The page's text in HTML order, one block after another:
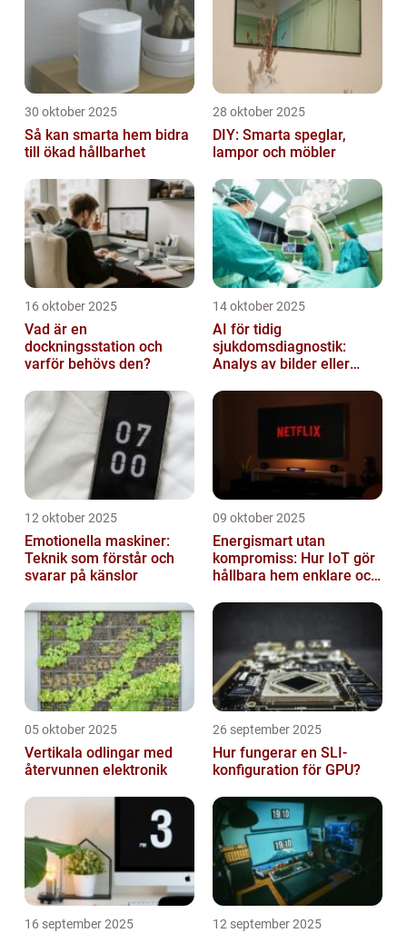
30 oktober 2025
Så kan smarta hem bidra
till ökad hållbarhet
28 oktober 2025
DIY: Smarta speglar,
lampor och möbler
16 oktober 2025
Vad är en
dockningsstation och
varför behövs den?
14 oktober 2025
AI för tidig
sjukdomsdiagnostik:
Analys av bilder eller
12 oktober 2025
Emotionella maskiner:
Teknik som förstår och
svarar på känslor
09 oktober 2025
Energismart utan
kompromiss: Hur IoT gör
hållbara hem enklare och
05 oktober 2025
Vertikala odlingar med
återvunnen elektronik
26 september 2025
Hur fungerar en SLI-
konfiguration för GPU?
16 september 2025 12 september 2025